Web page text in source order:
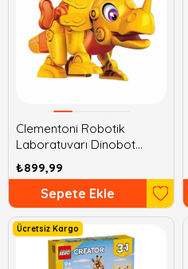
Clementoni Robotik
Laboratuvarı Dinobot
Triceratops
₺899,99
Sepete Ekle
Ücretsiz Kargo